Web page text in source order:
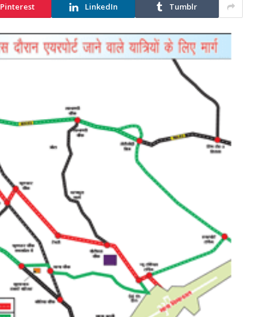
Pinterest LinkedIn Tumblr